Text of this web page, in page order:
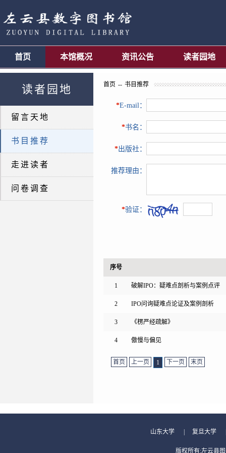
首页 本馆概况 资讯公告 读者园地
读者园地
留言天地
书目推荐
走进读者
问卷调查
首页 -- 书目推荐
*E-mail：
*书名：
*出版社：
推荐理由：
*验证：
序号
1 破解IPO：疑难点剖析与案例点评
2 IPO问询疑难点论证及案例剖析
3 《楞严经疏解》
4 傲慢与偏见
首页 上一页 1 下一页 末页
山东大学 复旦大学
版权所有:左云县